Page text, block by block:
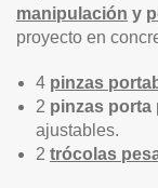
manipulación y
proyecto en
4 pinzas
2 pinzas porta
ajustables.
2 trócolas